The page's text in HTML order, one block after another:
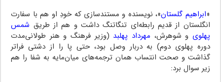
«ابراهیم گلستان»، نویسنده و مستندسازی که خودِ او هم با سفارت
انگلستان از قدیم رابطه‌ای تنگاتنگ داشت و هم از طریق شمس
پهلوی و شوهرش، مهرداد پهلبد (وزیر فرهنگ و هنر طولانی‌مدت
دوره پهلوی دوم) به دربار وصل بود، حتی پا را از دشتی فراتر
گذاشت و صحت انتساب همان ترجمه‌های میان‌مایه به شفا را هم
زیر سوال برد: